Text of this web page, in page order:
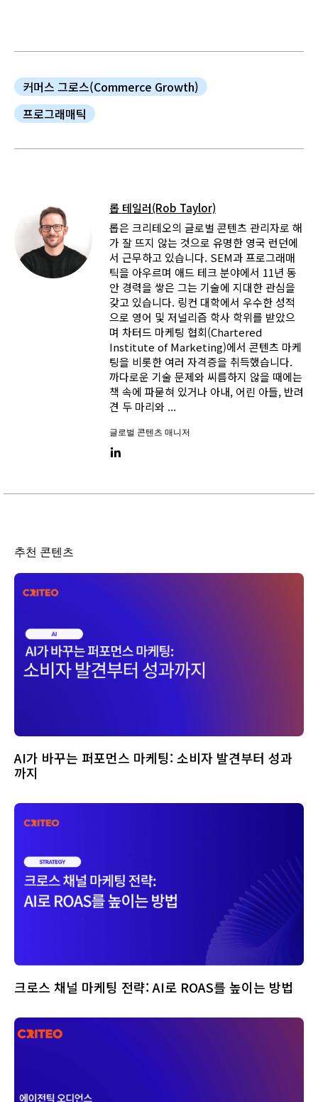
커머스 그로스(Commerce Growth)
프로그래매틱
롭 테일러(Rob Taylor)
롭은 크리테오의 글로벌 콘텐츠 관리자로 해
가 잘 뜨지 않는 것으로 유명한 영국 런던에
서 근무하고 있습니다. SEM과 프로그래매
틱을 아우르며 애드 테크 분야에서 11년 동
안 경력을 쌓은 그는 기술에 지대한 관심을
갖고 있습니다. 링컨 대학에서 우수한 성적
으로 영어 및 저널리즘 학사 학위를 받았으
며 차터드 마케팅 협회(Chartered
Institute of Marketing)에서 콘텐츠 마케
팅을 비롯한 여러 자격증을 취득했습니다.
까다로운 기술 문제와 씨름하지 않을 때에는
책 속에 파묻혀 있거나 아내, 어린 아들, 반려
견 두 마리와 ...
글로벌 콘텐츠 매니저
LinkedIn link
추천 콘텐츠
AI가 바꾸는 퍼포먼스 마케팅: 소비자 발견부터 성과
까지
크로스 채널 마케팅 전략: AI로 ROAS를 높이는 방법